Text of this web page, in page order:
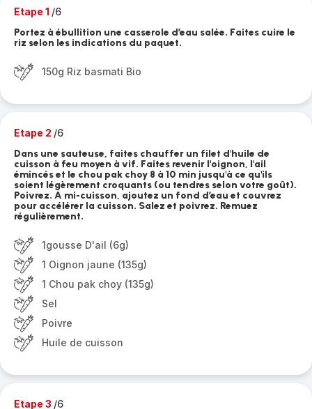
Etape 1 /6
Portez à ébullition une casserole d’eau salée. Faites cuire le
riz selon les indications du paquet.
150g Riz basmati Bio
Etape 2 /6
Dans une sauteuse, faites chauffer un filet d'huile de
cuisson à feu moyen à vif. Faites revenir l'oignon, l'ail
émincés et le chou pak choy 8 à 10 min jusqu'à ce qu'ils
soient légèrement croquants (ou tendres selon votre goût).
Poivrez. A mi-cuisson, ajoutez un fond d’eau et couvrez
pour accélérer la cuisson. Salez et poivrez. Remuez
régulièrement.
1gousse D'ail (6g)
1 Oignon jaune (135g)
1 Chou pak choy (135g)
Sel
Poivre
Huile de cuisson
Etape 3 /6